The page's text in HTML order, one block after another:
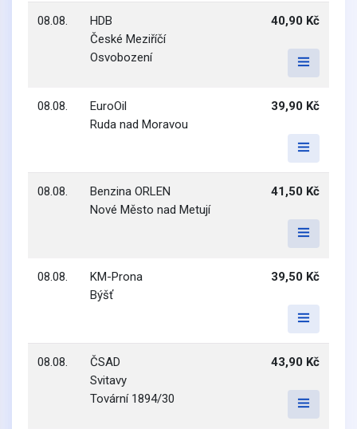
08.08.
HDB
České Meziříčí
Osvobození
40,90 Kč
08.08.
EuroOil
Ruda nad Moravou
39,90 Kč
08.08.
Benzina ORLEN
Nové Město nad Metují
41,50 Kč
08.08.
KM-Prona
Býšť
39,50 Kč
08.08.
ČSAD
Svitavy
Tovární 1894/30
43,90 Kč